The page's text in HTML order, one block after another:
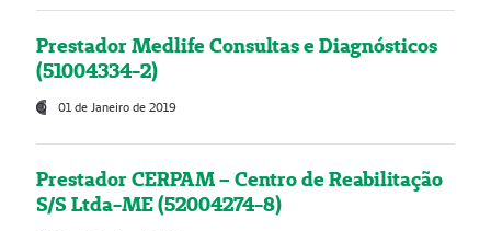
Prestador Medlife Consultas e Diagnósticos
(51004334-2)
01 de Janeiro de 2019
Prestador CERPAM – Centro de Reabilitação
S/S Ltda-ME (52004274-8)